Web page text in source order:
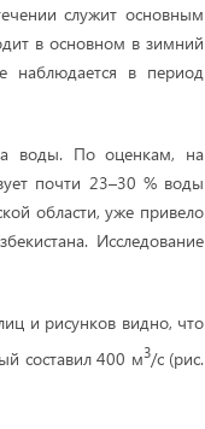
служит основным
в основном в зимний
наблюдается в период
воды. По оценкам, на
почти 23–30 % воды
области, уже привело
Исследование
и рисунков видно, что
составил 400 м3/с (рис.